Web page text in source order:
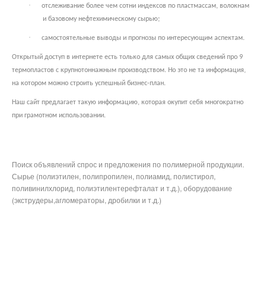
·
отслеживание более чем сотни индексов по пластмассам, волокнам
и базовому нефтехимическому сырью;
· самостоятельные выводы и прогнозы по интересующим аспектам.
Открытый доступ в интернете есть только для самых общих сведений про 9
термопластов с крупнотоннажным производством. Но это не та информация,
на котором можно строить успешный бизнес-план.
Наш сайт предлагает такую информацию, которая окупит себя многократно
при грамотном использовании.
Поиск объявлений спрос и предложения по полимерной продукции.
Сырье (полиэтилен, полипропилен, полиамид, полистирол,
поливинилхлорид, полиэтилентерефталат и т.д.), оборудование
(экструдеры,агломераторы, дробилки и т.д.)